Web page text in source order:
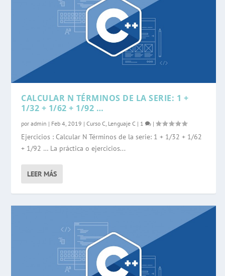
CALCULAR N TÉRMINOS DE LA SERIE: 1 +
1/32 + 1/62 + 1/92 …
poradmin | Feb 4, 2019 |Curso C, Lenguaje C | 1 |
Ejercicios : Calcular N Términos de la serie: 1 + 1/32 + 1/62
+ 1/92 … La práctica o ejercicios...
LEER MÁS